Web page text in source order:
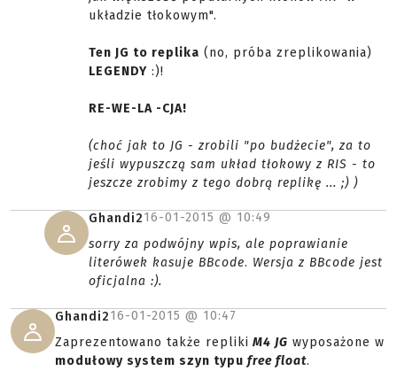
układzie tłokowym".
Ten JG to replika (no, próba zreplikowania)
LEGENDY :)!
RE-WE-LA -CJA!
(choć jak to JG - zrobili "po budżecie", za to
jeśli wypuszczą sam układ tłokowy z RIS - to
jeszcze zrobimy z tego dobrą replikę ... ;) )
Ghandi216-01-2015 @ 10:49
sorry za podwójny wpis, ale poprawianie
literówek kasuje BBcode. Wersja z BBcode jest
oficjalna :).
Ghandi216-01-2015 @ 10:47
Zaprezentowano także repliki M4 JG wyposażone w
modułowy system szyn typu free float.